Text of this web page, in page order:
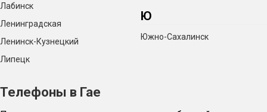
Лабинск
Ленинградская
Ленинск-Кузнецкий
Липецк
Ю
Южно-Сахалинск
Телефоны в Гае